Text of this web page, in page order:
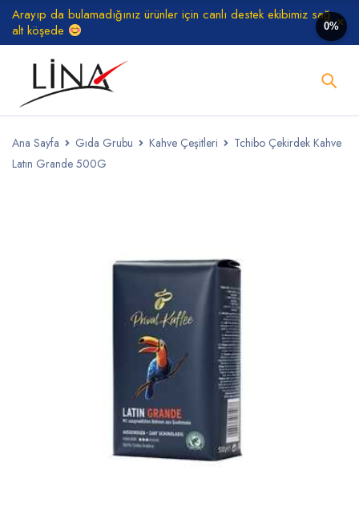
Arayıp da bulamadığınız ürünler için canlı destek ekibimiz sağ
alt köşede
Ana Sayfa Gıda Grubu Kahve Çeşitleri
Tchibo Çekirdek Kahve
Latın Grande 500G
0%